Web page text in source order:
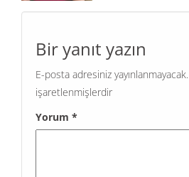
Bir yanıt yazın
E-posta adresiniz yayınlanmayacak.
işaretlenmişlerdir
Yorum *